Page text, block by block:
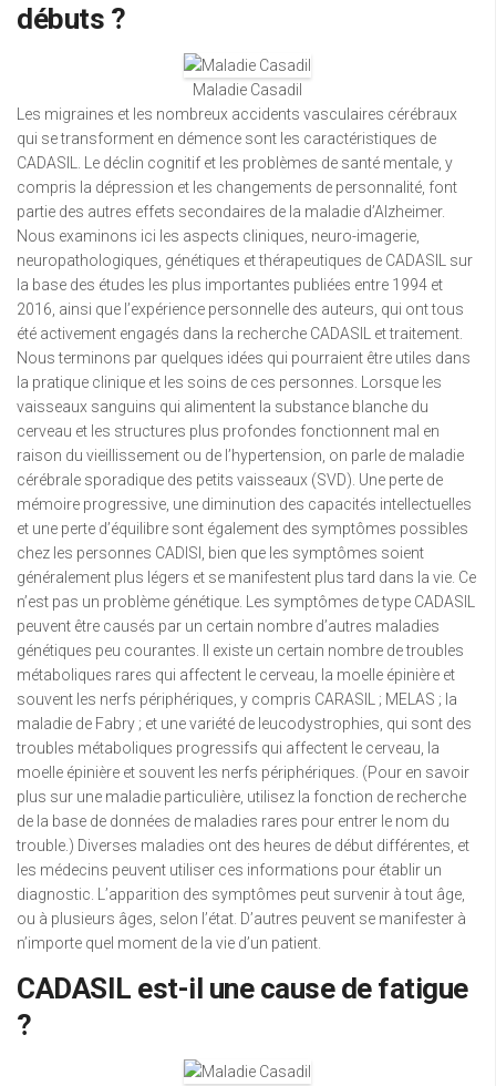
débuts ?
Maladie Casadil
Les migraines et les nombreux accidents vasculaires cérébraux
qui se transforment en démence sont les caractéristiques de
CADASIL. Le déclin cognitif et les problèmes de santé mentale, y
compris la dépression et les changements de personnalité, font
partie des autres effets secondaires de la maladie d’Alzheimer.
Nous examinons ici les aspects cliniques, neuro-imagerie,
neuropathologiques, génétiques et thérapeutiques de CADASIL sur
la base des études les plus importantes publiées entre 1994 et
2016, ainsi que l’expérience personnelle des auteurs, qui ont tous
été activement engagés dans la recherche CADASIL et traitement.
Nous terminons par quelques idées qui pourraient être utiles dans
la pratique clinique et les soins de ces personnes. Lorsque les
vaisseaux sanguins qui alimentent la substance blanche du
cerveau et les structures plus profondes fonctionnent mal en
raison du vieillissement ou de l’hypertension, on parle de maladie
cérébrale sporadique des petits vaisseaux (SVD). Une perte de
mémoire progressive, une diminution des capacités intellectuelles
et une perte d’équilibre sont également des symptômes possibles
chez les personnes CADISI, bien que les symptômes soient
généralement plus légers et se manifestent plus tard dans la vie. Ce
n’est pas un problème génétique. Les symptômes de type CADASIL
peuvent être causés par un certain nombre d’autres maladies
génétiques peu courantes. Il existe un certain nombre de troubles
métaboliques rares qui affectent le cerveau, la moelle épinière et
souvent les nerfs périphériques, y compris CARASIL ; MELAS ; la
maladie de Fabry ; et une variété de leucodystrophies, qui sont des
troubles métaboliques progressifs qui affectent le cerveau, la
moelle épinière et souvent les nerfs périphériques. (Pour en savoir
plus sur une maladie particulière, utilisez la fonction de recherche
de la base de données de maladies rares pour entrer le nom du
trouble.) Diverses maladies ont des heures de début différentes, et
les médecins peuvent utiliser ces informations pour établir un
diagnostic. L’apparition des symptômes peut survenir à tout âge,
ou à plusieurs âges, selon l’état. D’autres peuvent se manifester à
n’importe quel moment de la vie d’un patient.
CADASIL est-il une cause de fatigue
?